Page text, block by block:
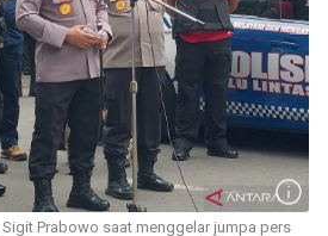
Prabowo saat menggelar jumpa pers